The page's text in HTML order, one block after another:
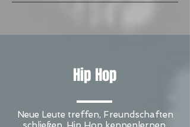
Hip Hop
Neue Leute treffen, Freundschaften